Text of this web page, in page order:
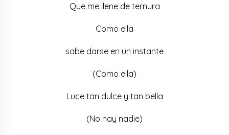
Que me llene de ternura
Como ella
sabe darse en un instante
(Como ella)
Luce tan dulce y tan bella
(No hay nadie)